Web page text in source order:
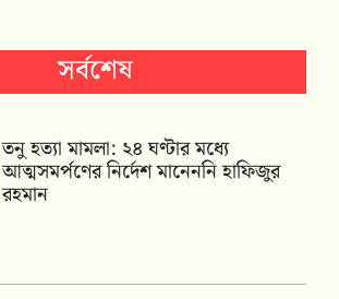
সর্বশেষ
তনু হত্যা মামলা: ২৪ ঘণ্টার মধ্যে
আত্মসমর্পণের নির্দেশ মানেননি হাফিজুর
রহমান